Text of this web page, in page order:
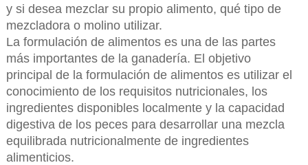
y si desea mezclar su propio alimento, qué tipo de
mezcladora o molino utilizar.
La formulación de alimentos es una de las partes
más importantes de la ganadería. El objetivo
principal de la formulación de alimentos es utilizar el
conocimiento de los requisitos nutricionales, los
ingredientes disponibles localmente y la capacidad
digestiva de los peces para desarrollar una mezcla
equilibrada nutricionalmente de ingredientes
alimenticios.